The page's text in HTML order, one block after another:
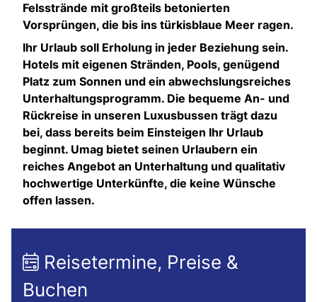
Felsstrände mit großteils betonierten
Vorsprüngen, die bis ins türkisblaue Meer ragen.
Ihr Urlaub soll Erholung in jeder Beziehung sein.
Hotels mit eigenen Stränden, Pools, genügend
Platz zum Sonnen und ein abwechslungsreiches
Unterhaltungsprogramm. Die bequeme An- und
Rückreise in unseren Luxusbussen trägt dazu
bei, dass bereits beim Einsteigen Ihr Urlaub
beginnt. Umag bietet seinen Urlaubern ein
reiches Angebot an Unterhaltung und qualitativ
hochwertige Unterkünfte, die keine Wünsche
offen lassen.
Reisetermine, Preise &
Buchen